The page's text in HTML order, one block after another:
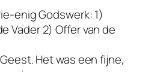
enig Godswerk: 1)
Vader 2) Offer van de
Het was een fijne,